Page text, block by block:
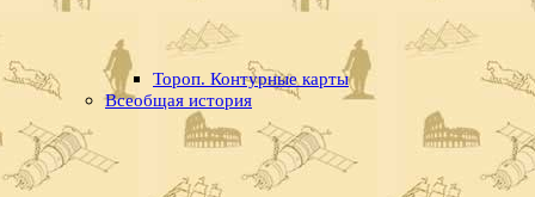
Тороп. Контурные карты
Всеобщая история